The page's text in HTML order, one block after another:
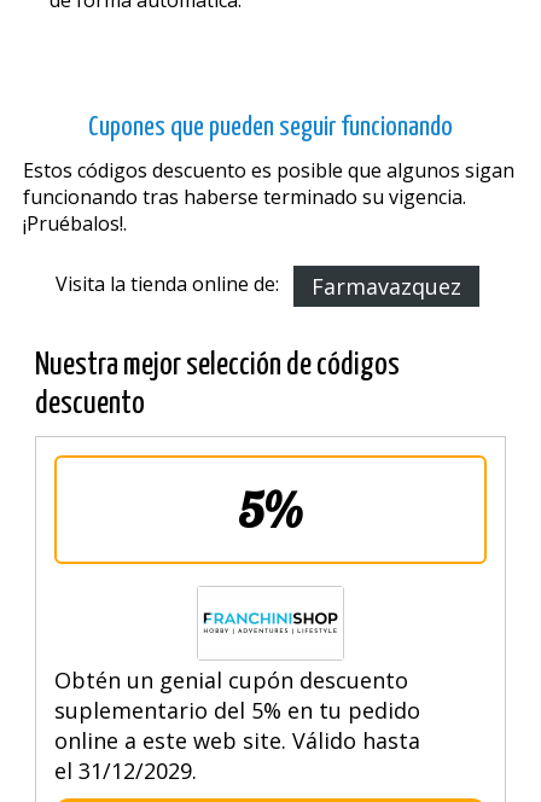
Cupones que pueden seguir funcionando
Estos códigos descuento es posible que algunos sigan
funcionando tras haberse terminado su vigencia.
¡Pruébalos!.
Visita la tienda online de: Farmavazquez
Nuestra mejor selección de códigos
descuento
5%
Obtén un genial cupón descuento
suplementario del 5% en tu pedido
online a este web site. Válido hasta
el 31/12/2029.